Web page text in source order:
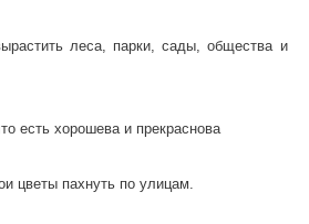
леса, парки, сады, общества и
есть хорошева и прекраснова
цветы пахнуть по улицам.